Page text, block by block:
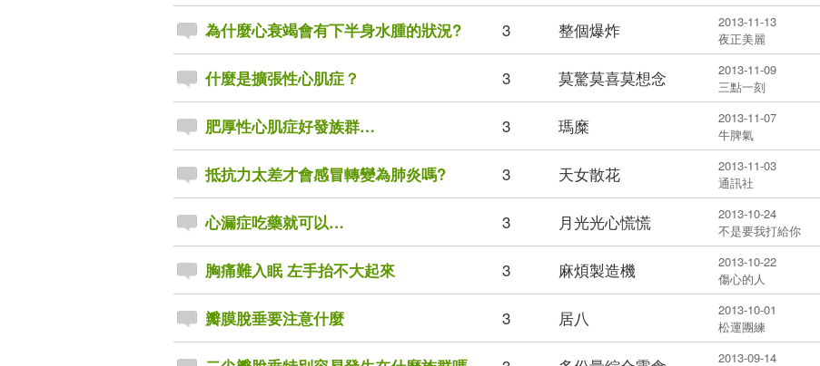
為什麼心衰竭會有下半身水腫的狀況? 3 整個爆炸
2013-11-13
夜正美麗
什麼是擴張性心肌症？ 3 莫驚莫喜莫想念
2013-11-09
三點一刻
肥厚性心肌症好發族群… 3 瑪糜
2013-11-07
牛脾氣
抵抗力太差才會感冒轉變為肺炎嗎? 3 天女散花
2013-11-03
通訊社
心漏症吃藥就可以… 3 月光光心慌慌
2013-10-24
不是要我打給你
胸痛難入眠 左手抬不大起來 3 麻煩製造機
2013-10-22
傷心的人
瓣膜脫垂要注意什麼 3 居八
2013-10-01
松運團練
2013-09-14